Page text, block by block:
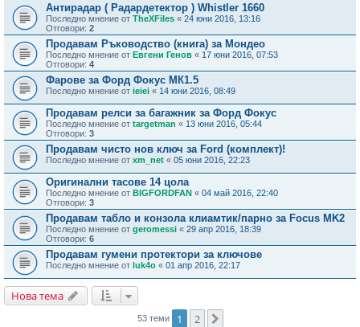
Антирадар ( Радардетектор ) Whistler 1660
Последно мнение от TheXFiles « 24 юни 2016, 13:16
Отговори: 2
Продавам Ръководство (книга) за Мондео
Последно мнение от Евгени Генов « 17 юни 2016, 07:53
Отговори: 4
Фарове за Форд Фокус МК1.5
Последно мнение от ieiei « 14 юни 2016, 08:49
Продавам релси за багажник за Форд Фокус
Последно мнение от targetman « 13 юни 2016, 05:44
Отговори: 3
Продавам чисто нов ключ за Ford (комплект)!
Последно мнение от xm_net « 05 юни 2016, 22:23
Оригинални тасове 14 цола
Последно мнение от BIGFORDFAN « 04 май 2016, 22:40
Отговори: 3
Продавам табло и конзола клиамтик/парно за Focus MK2
Последно мнение от geromessi « 29 апр 2016, 18:39
Отговори: 6
Продавам гумени протектори за ключове
Последно мнение от luk4o « 01 апр 2016, 22:17
Нова тема
53 теми 1 2